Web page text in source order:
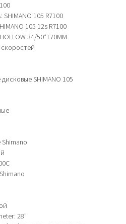
105 R7100
105 12s R7100
34/50*170MM
скоростей
SHIMANO 105
28"